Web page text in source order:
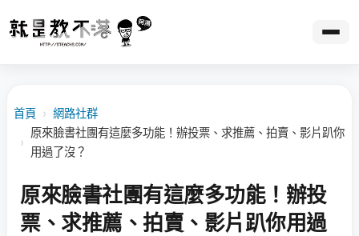
首頁 › 網路社群
›
原來臉書社團有這麼多功能！辦投票、求推薦、拍賣、影片趴你
用過了沒？
原來臉書社團有這麼多功能！辦投
票、求推薦、拍賣、影片趴你用過